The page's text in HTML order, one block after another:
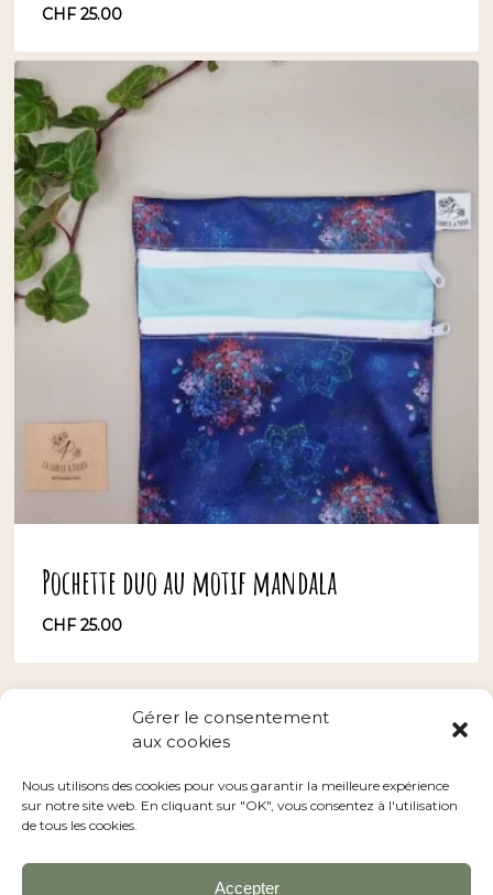
Gérer le consentement
aux cookies
Nous utilisons des cookies pour vous garantir la meilleure expérience
sur notre site web. En cliquant sur "OK", vous consentez à l'utilisation
de tous les cookies.
Accepter
CHF25.00
CHF25.00
Pochette duo au motif mandala
CHF25.00
CHF25.00
Conditions générales–Nos revendeurs